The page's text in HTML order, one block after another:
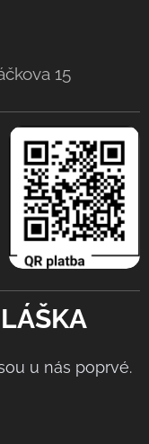
15
u nás poprvé.